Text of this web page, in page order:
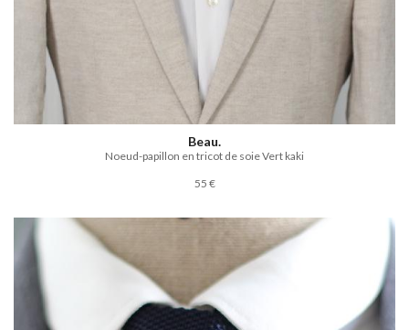
Beau.
Noeud-papillon en tricot de soie Vert kaki
55 €